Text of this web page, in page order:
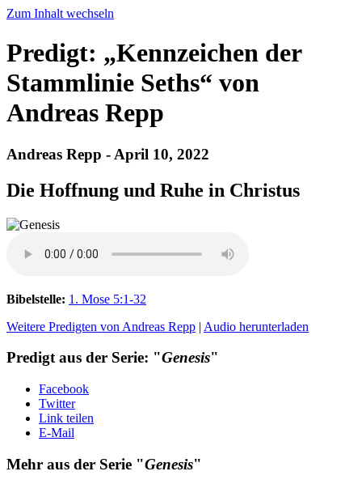
Zum Inhalt wechseln
Predigt: „Kennzeichen der
Stammlinie Seths“ von
Andreas Repp
Andreas Repp - April 10, 2022
Die Hoffnung und Ruhe in Christus
Bibelstelle: 1. Mose 5:1-32
Weitere Predigten von Andreas Repp | Audio herunterladen
Predigt aus der Serie: "Genesis"
Facebook
Twitter
Link teilen
E-Mail
Mehr aus der Serie "Genesis"